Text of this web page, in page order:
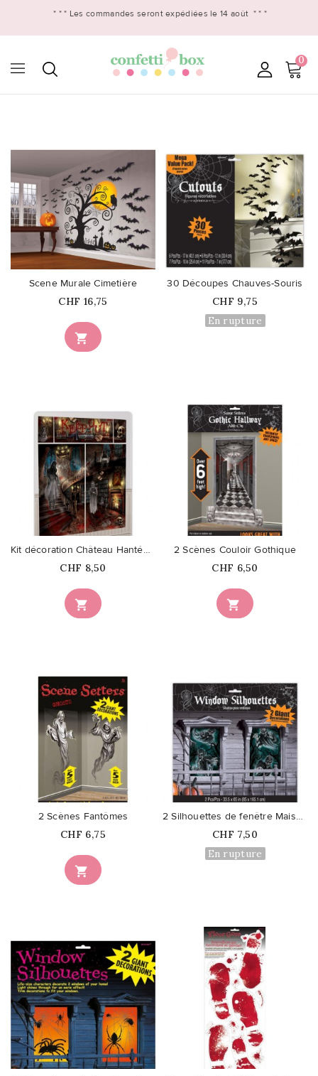
* * * Les commandes seront expédiées le 14 août * * *
0
favorite_border

Scene Murale Cimetière
Prix
CHF 16,75
30 Découpes Chauves-Souris
Prix
CHF 9,75
En rupture

Kit décoration Château Hantée 5...
Prix
CHF 8,50

2 Scènes Couloir Gothique
Prix
CHF 6,50

2 Scènes Fantômes
Prix
CHF 6,75
favorite_border
2 Silhouettes de fenêtre Maison...
Prix
CHF 7,50
En rupture
favorite_border